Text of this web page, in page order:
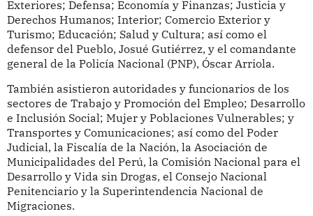
Exteriores; Defensa; Economía y Finanzas; Justicia y
Derechos Humanos; Interior; Comercio Exterior y
Turismo; Educación; Salud y Cultura; así como el
defensor del Pueblo, Josué Gutiérrez, y el comandante
general de la Policía Nacional (PNP), Óscar Arriola.
También asistieron autoridades y funcionarios de los
sectores de Trabajo y Promoción del Empleo; Desarrollo
e Inclusión Social; Mujer y Poblaciones Vulnerables; y
Transportes y Comunicaciones; así como del Poder
Judicial, la Fiscalía de la Nación, la Asociación de
Municipalidades del Perú, la Comisión Nacional para el
Desarrollo y Vida sin Drogas, el Consejo Nacional
Penitenciario y la Superintendencia Nacional de
Migraciones.